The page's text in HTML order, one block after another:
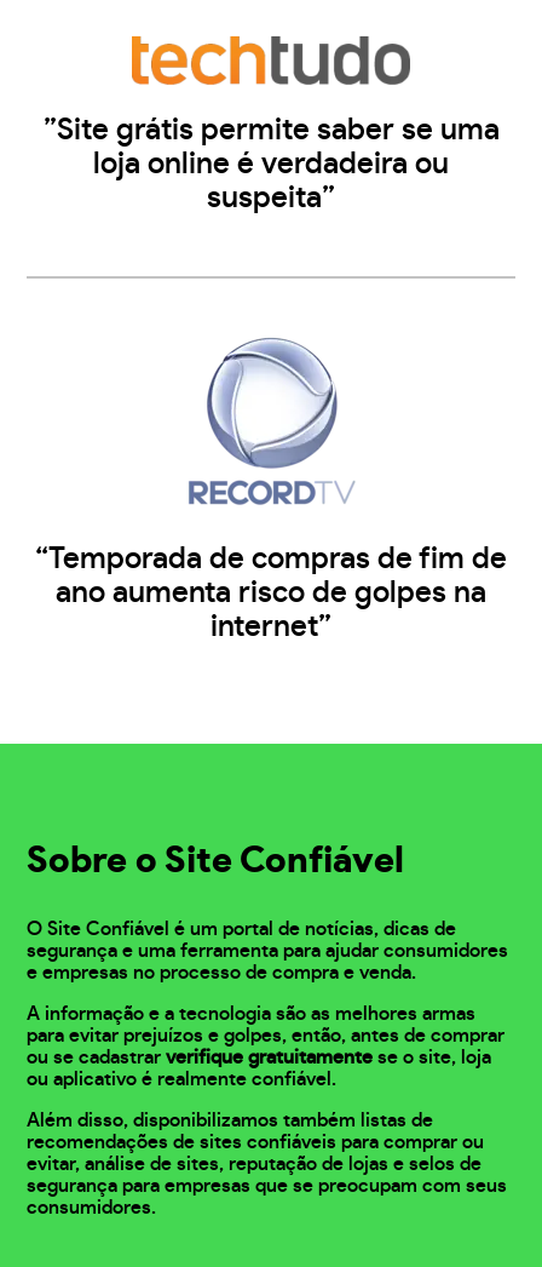
”Site grátis permite saber se uma
loja online é verdadeira ou
suspeita”
“Temporada de compras de fim de
ano aumenta risco de golpes na
internet”
Sobre o Site Confiável
O Site Confiável é um portal de notícias, dicas de
segurança e uma ferramenta para ajudar consumidores
e empresas no processo de compra e venda.
A informação e a tecnologia são as melhores armas
para evitar prejuízos e golpes, então, antes de comprar
ou se cadastrarverifique gratuitamente se o site, loja
ou aplicativo é realmente confiável.
Além disso, disponibilizamos também listas de
recomendações de sites confiáveis para comprar ou
evitar, análise de sites, reputação de lojas e selos de
segurança para empresas que se preocupam com seus
consumidores.